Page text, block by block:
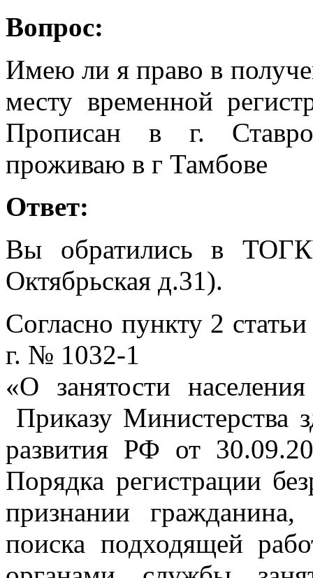
Вопрос:
Имею ли я право в
месту временной
Прописан в г.
проживаю в г Тамбове
Ответ:
Вы обратились в
Октябрьская д.31).
Согласно пункту 2
г. № 1032-1
«О занятости
Приказу Министерства
развития РФ от
Порядка регистрации
признании гражданина,
поиска подходящей